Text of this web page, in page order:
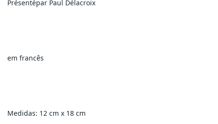
Présentépar Paul Délacroix
em francês
Medidas: 12 cm x 18 cm